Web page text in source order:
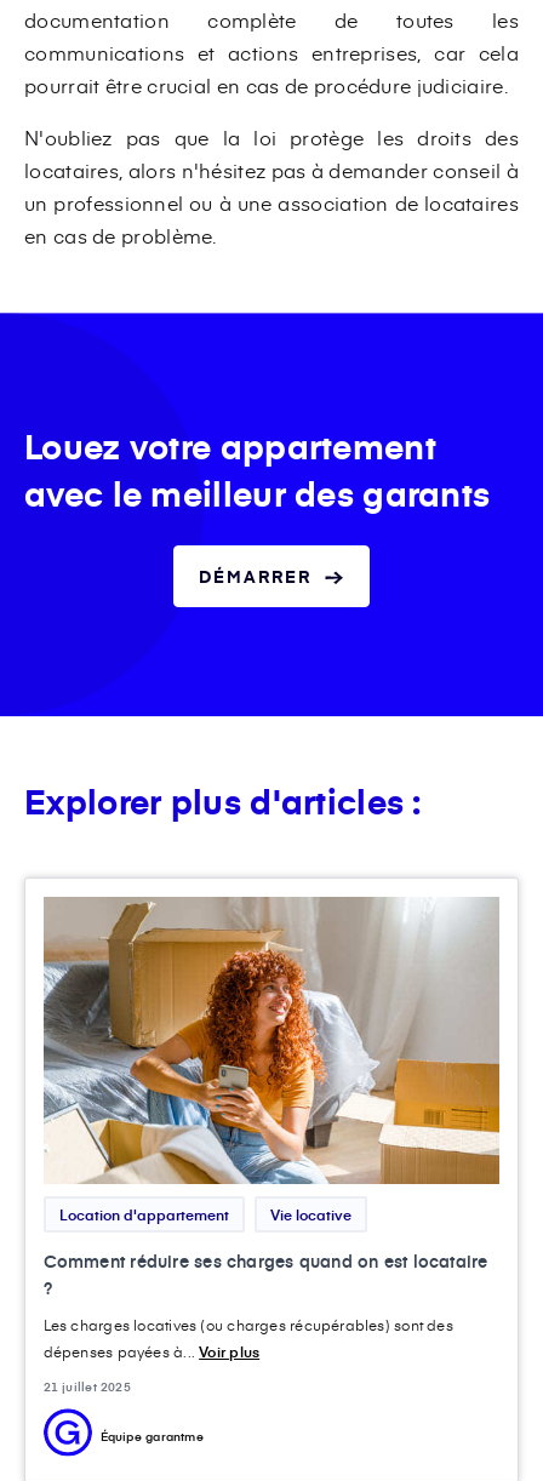
documentation complète de toutes les
communications et actions entreprises, car cela
pourrait être crucial en cas de procédure judiciaire.
N'oubliez pas que la loi protège les droits des
locataires, alors n'hésitez pas à demander conseil à
un professionnel ou à une association de locataires
en cas de problème.
Louez votre appartement
avec le meilleur des garants
DÉMARRER
Explorer plus d'articles :
Location d'appartement Vie locative
Comment réduire ses charges quand on est locataire
?
Les charges locatives (ou charges récupérables) sont des
dépenses payées à...Voir plus
21 juillet 2025
Équipe garantme